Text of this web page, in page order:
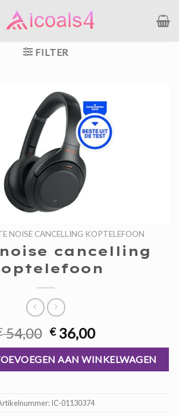
FILTER
NOISE CANCELLING KOPTELEFOON
cancelling
54,00 Oorspronkelijke
prijs
was:
€ 54,00.
€36,00Huidige
prijs
is:
€ 36,00.
koptelefoon aantalAAN WINKELWAGEN
IC-01130374